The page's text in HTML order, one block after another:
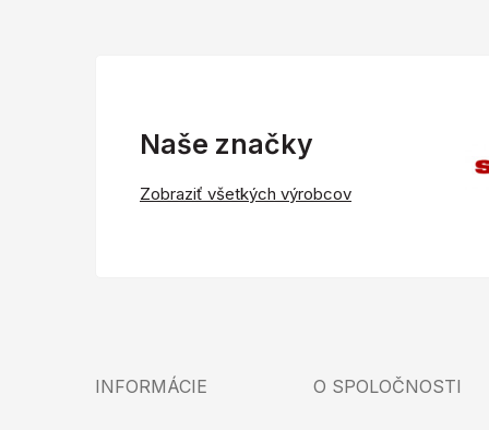
Naše značky
Zobraziť všetkých výrobcov
INFORMÁCIE O SPOLOČNOSTI